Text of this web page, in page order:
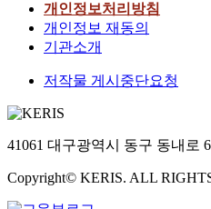
개인정보처리방침
개인정보 재동의
기관소개
저작물 게시중단요청
41061 대구광역시 동구 동내로
Copyright© KERIS. ALL